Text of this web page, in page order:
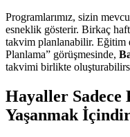
Programlarımız, sizin
esneklik gösterir. Birkaç
takvim planlanabilir. Eğitim
Planlama” görüşmesinde,
takvimi birlikte
Hayaller
Yaşanmak